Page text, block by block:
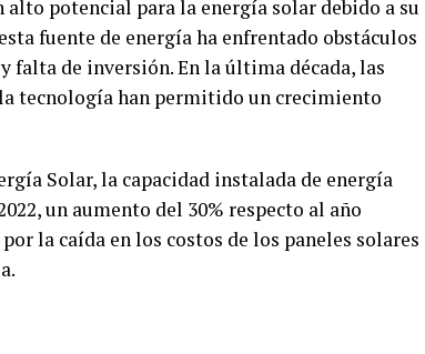
potencial para la energía solar debido a su
fuente de energía ha enfrentado obstáculos
falta de inversión. En la última década, las
tecnología han permitido un crecimiento
Solar, la capacidad instalada de energía
un aumento del 30% respecto al año
la caída en los costos de los paneles solares